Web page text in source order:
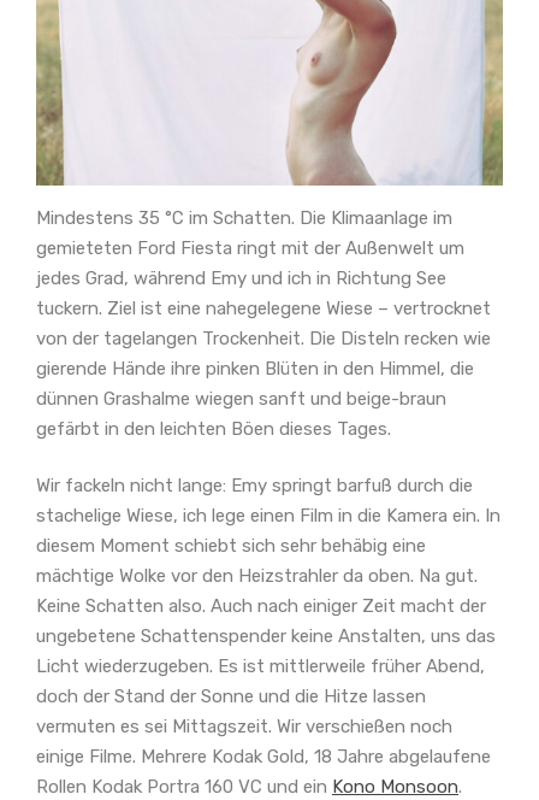
Mindestens 35 °C im Schatten. Die Klimaanlage im
gemieteten Ford Fiesta ringt mit der Außenwelt um
jedes Grad, während Emy und ich in Richtung See
tuckern. Ziel ist eine nahegelegene Wiese – vertrocknet
von der tagelangen Trockenheit. Die Disteln recken wie
gierende Hände ihre pinken Blüten in den Himmel, die
dünnen Grashalme wiegen sanft und beige-braun
gefärbt in den leichten Böen dieses Tages.
Wir fackeln nicht lange: Emy springt barfuß durch die
stachelige Wiese, ich lege einen Film in die Kamera ein. In
diesem Moment schiebt sich sehr behäbig eine
mächtige Wolke vor den Heizstrahler da oben. Na gut.
Keine Schatten also. Auch nach einiger Zeit macht der
ungebetene Schattenspender keine Anstalten, uns das
Licht wiederzugeben. Es ist mittlerweile früher Abend,
doch der Stand der Sonne und die Hitze lassen
vermuten es sei Mittagszeit. Wir verschießen noch
einige Filme. Mehrere Kodak Gold, 18 Jahre abgelaufene
Rollen Kodak Portra 160 VC und ein Kono Monsoon.